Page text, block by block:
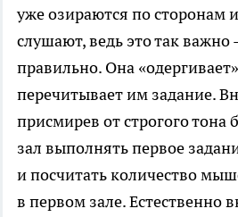
уже озираются по сторонам
слушают, ведь это так важно
правильно. Она
перечитывает им задание.
присмирев от строгого тона
зал выполнять первое
и посчитать количество
в первом зале. Естественно